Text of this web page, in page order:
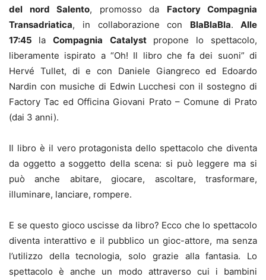
del nord Salento, promosso da Factory Compagnia
Transadriatica, in collaborazione con BlaBlaBla. Alle
17:45 laCompagnia Catalyst propone lo spettacolo,
liberamente ispirato a “Oh! Il libro che fa dei suoni” di
Hervé Tullet, di e con Daniele Giangreco ed Edoardo
Nardin con musiche di Edwin Lucchesi con il sostegno di
Factory Tac ed Officina Giovani Prato – Comune di Prato
(dai 3 anni).
Il libro è il vero protagonista dello spettacolo che diventa
da oggetto a soggetto della scena: si può leggere ma si
può anche abitare, giocare, ascoltare, trasformare,
illuminare, lanciare, rompere.
E se questo gioco uscisse da libro? Ecco che lo spettacolo
diventa interattivo e il pubblico un gioc-attore, ma senza
l’utilizzo della tecnologia, solo grazie alla fantasia. Lo
spettacolo è anche un modo attraverso cui i bambini